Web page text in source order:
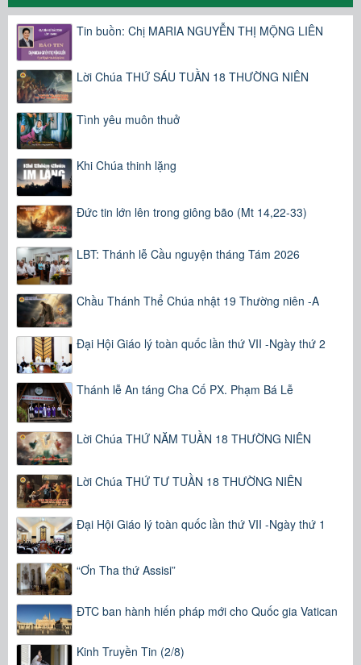
Tin buồn: Chị MARIA NGUYỄN THỊ MỘNG LIÊN
Lời Chúa THỨ SÁU TUẦN 18 THƯỜNG NIÊN
Tình yêu muôn thuở
Khi Chúa thinh lặng
Đức tin lớn lên trong giông bão (Mt 14,22-33)
LBT: Thánh lễ Cầu nguyện tháng Tám 2026
Chầu Thánh Thể Chúa nhật 19 Thường niên -A
Đại Hội Giáo lý toàn quốc lần thứ VII -Ngày thứ 2
Thánh lễ An táng Cha Cố PX. Phạm Bá Lễ
Lời Chúa THỨ NĂM TUẦN 18 THƯỜNG NIÊN
Lời Chúa THỨ TƯ TUẦN 18 THƯỜNG NIÊN
Đại Hội Giáo lý toàn quốc lần thứ VII -Ngày thứ 1
“Ơn Tha thứ Assisi”
ĐTC ban hành hiến pháp mới cho Quốc gia Vatican
Kinh Truyền Tin (2/8)